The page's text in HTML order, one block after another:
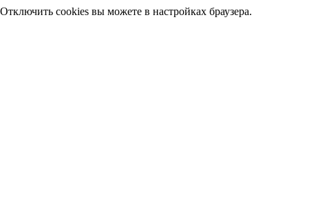
cookies вы можете в настройках браузера.